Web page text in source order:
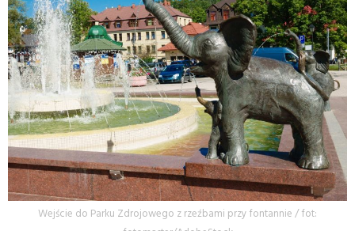
Wejście do Parku Zdrojowego z rzeźbami przy fontannie / fot: